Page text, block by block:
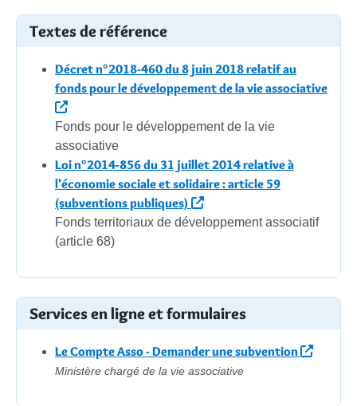
Textes de référence
Décret n°2018-460 du 8 juin 2018 relatif au
fonds pour le développement de la vie associative
Fonds pour le développement de la vie
associative
Loi n°2014-856 du 31 juillet 2014 relative à
l'économie sociale et solidaire : article 59
(subventions publiques)
Fonds territoriaux de développement associatif
(article 68)
Services en ligne et formulaires
Le Compte Asso - Demander une subvention
Ministère chargé de la vie associative